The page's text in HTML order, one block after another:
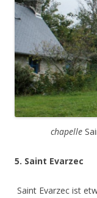
chapelle
5. Saint Evarzec
Saint Evarzec ist